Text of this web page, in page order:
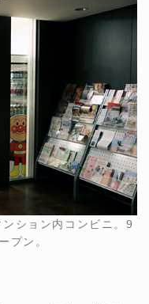
ション内コンビニ。9
プン。